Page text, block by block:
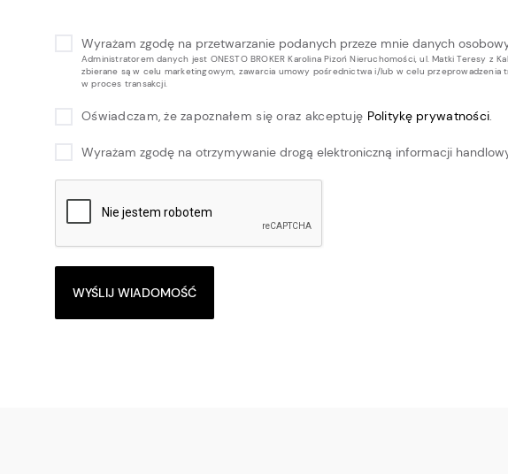
Wyrażam zgodę na przetwarzanie podanych przeze mnie danych
Administratorem danych jest ONESTO BROKER Karolina Pizoń Nieruchomości, ul. Matki Teresy
zbierane są w celu marketingowym, zawarcia umowy pośrednictwa i/lub w celu
w proces transakcji.
Oświadczam, że zapoznałem się oraz akceptuję Politykę prywatności
Wyrażam zgodę na otrzymywanie drogą elektroniczną informacji
WYŚLIJ WIADOMOŚĆ